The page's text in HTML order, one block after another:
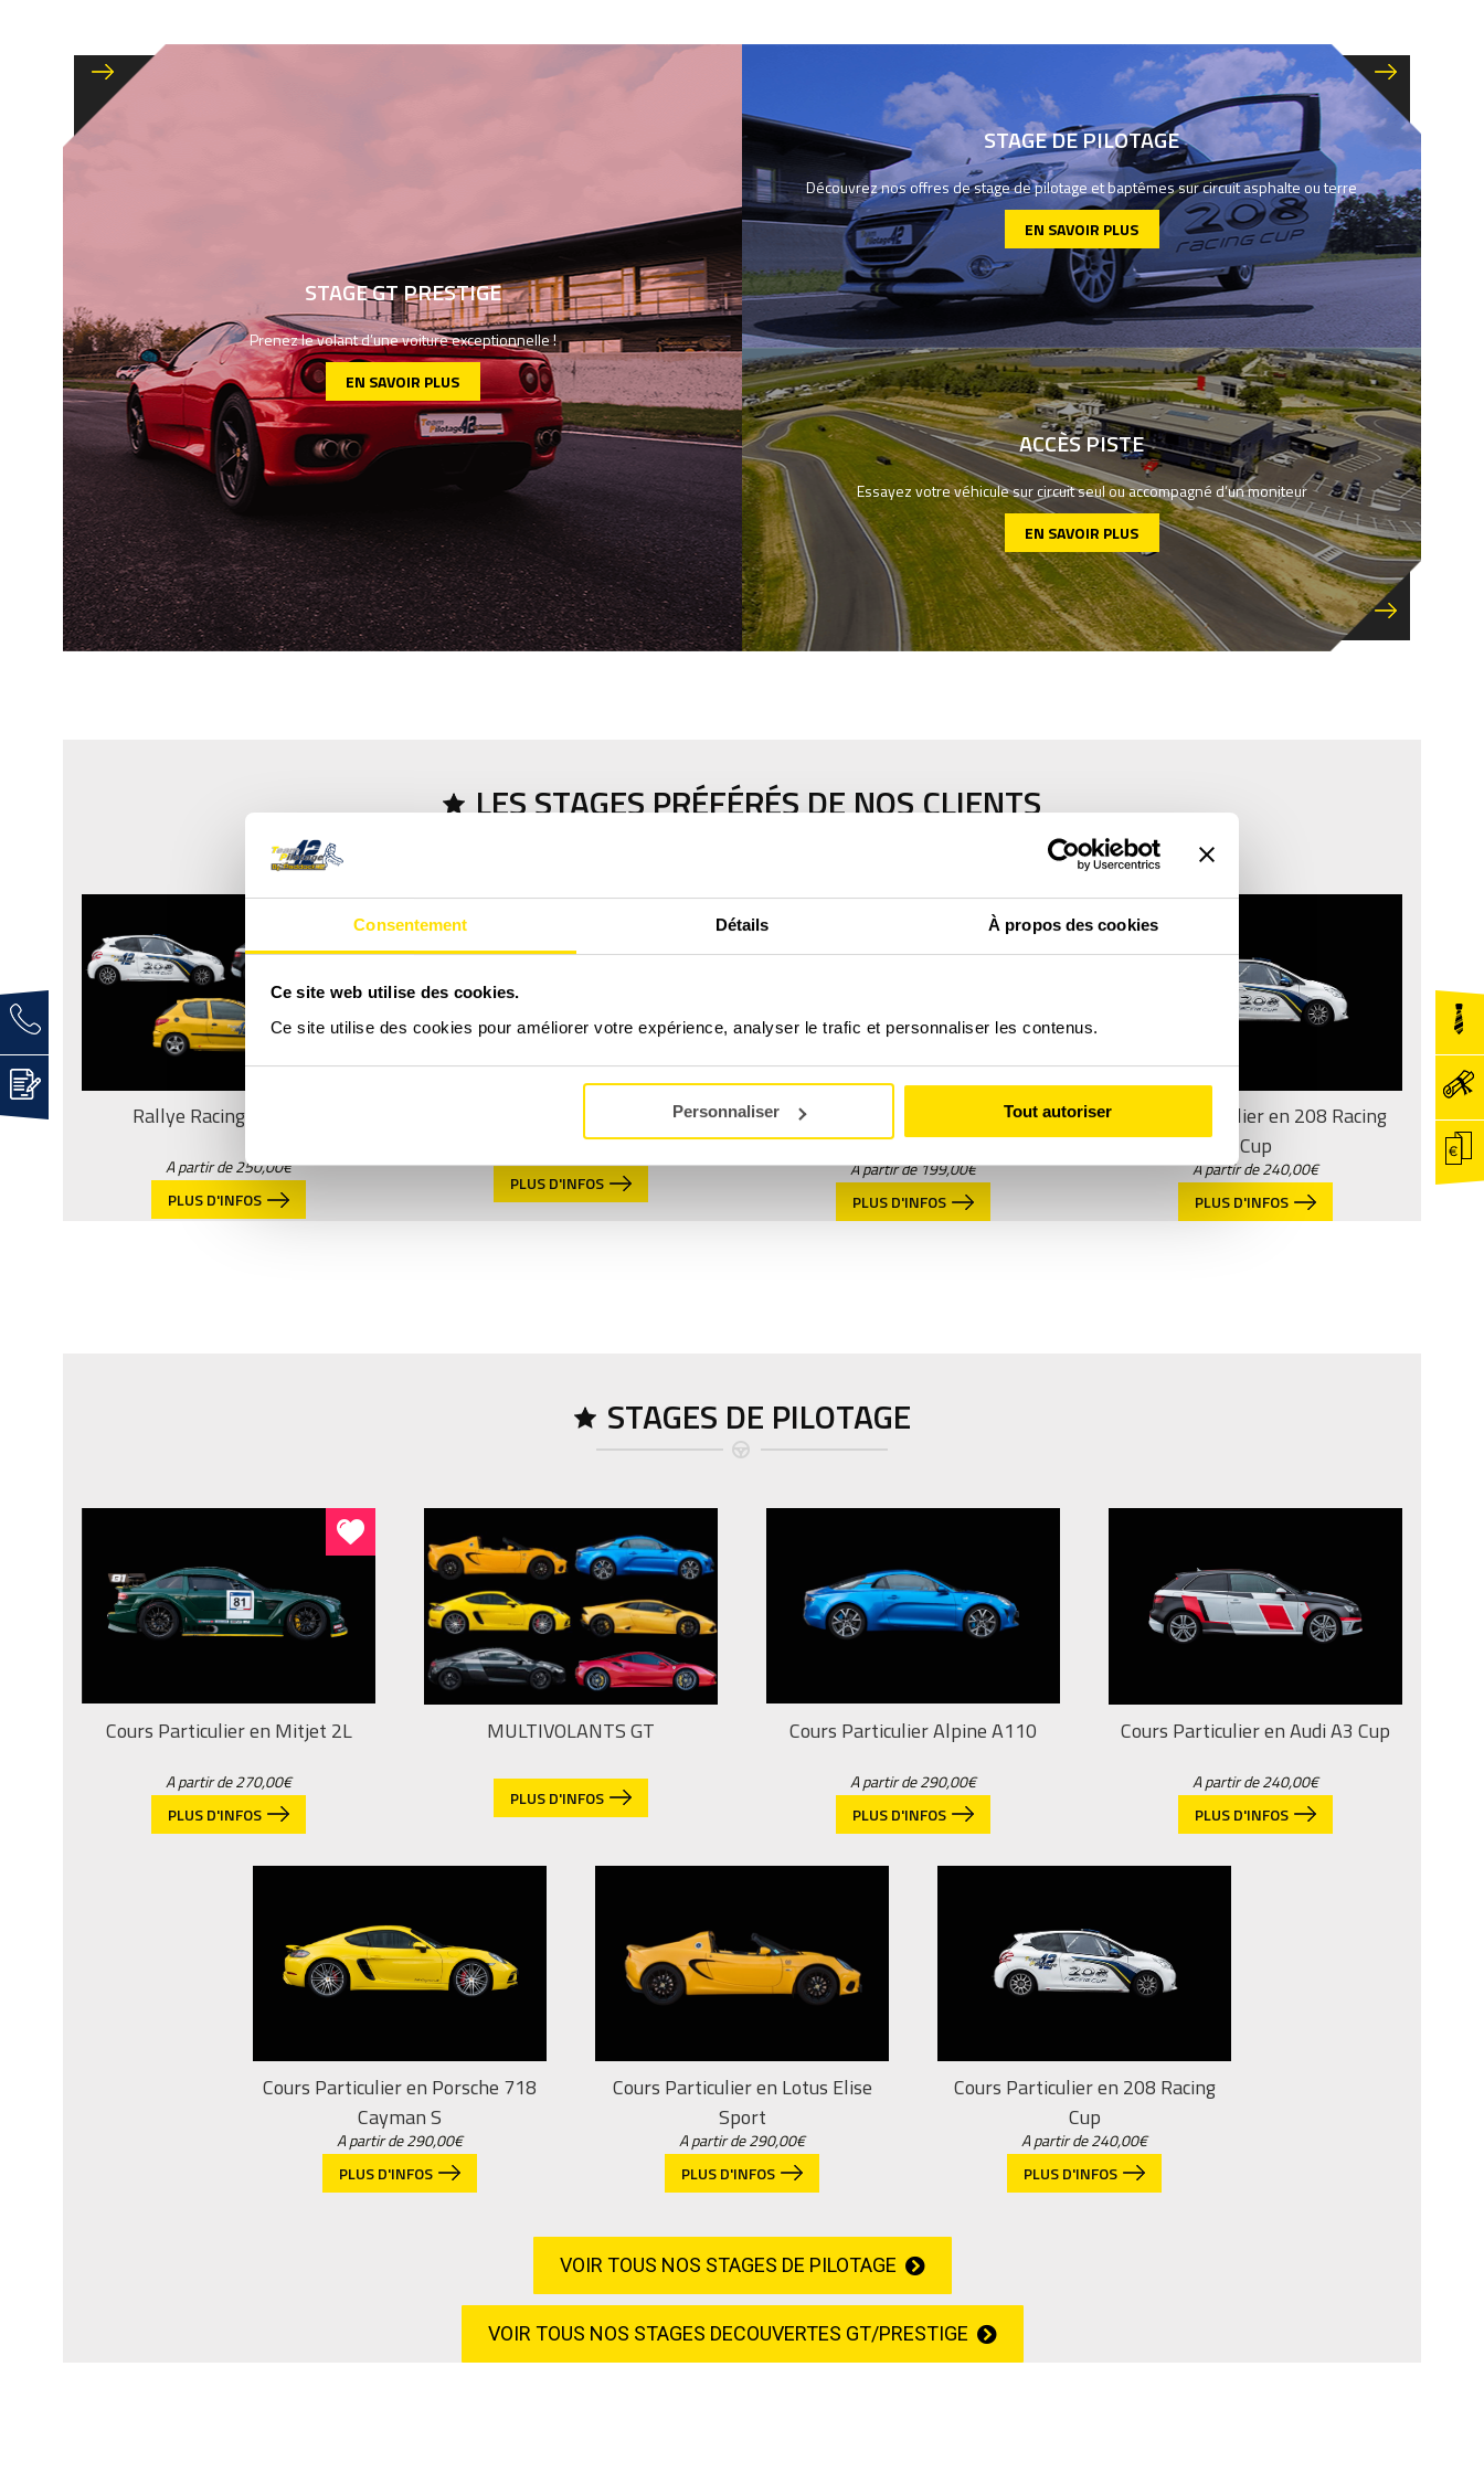
Consentement Détails À propos des cookies
Ce site web utilise des cookies.
Ce site utilise des cookies pour améliorer votre expérience, analyser le trafic et personnaliser les contenus.
Personnaliser Tout autoriser
STAGE GT PRESTIGE
Prenez le volant d’une voiture exceptionnelle !
EN SAVOIR PLUS
STAGE DE PILOTAGE
Découvrez nos offres de stage de pilotage et baptêmes sur circuit asphalte ou terre
EN SAVOIR PLUS
ACCÈS PISTE
Essayez votre véhicule sur circuit seul ou accompagné d’un moniteur
EN SAVOIR PLUS
LES STAGES PRÉFÉRÉS DE NOS CLIENTS
Rallye Racing Ultimate
A partir de250,00€
PLUS D'INFOS
PLUS D'INFOS
Pilotage de Lamborghini Huracán
– (dès 3 tours)
A partir de199,00€
PLUS D'INFOS
Cours Particulier en 208 Racing
Cup
A partir de240,00€
PLUS D'INFOS
STAGES DE PILOTAGE
Cours Particulier en Mitjet 2L
A partir de270,00€
PLUS D'INFOS
MULTIVOLANTS GT
PLUS D'INFOS
Cours Particulier Alpine A110
A partir de290,00€
PLUS D'INFOS
Cours Particulier en Audi A3 Cup
A partir de240,00€
PLUS D'INFOS
Cours Particulier en Porsche 718
Cayman S
A partir de290,00€
PLUS D'INFOS
Cours Particulier en Lotus Elise
Sport
A partir de290,00€
PLUS D'INFOS
Cours Particulier en 208 Racing
Cup
A partir de240,00€
PLUS D'INFOS
VOIR TOUS NOS STAGES DE PILOTAGE
VOIR TOUS NOS STAGES DECOUVERTES GT/PRESTIGE